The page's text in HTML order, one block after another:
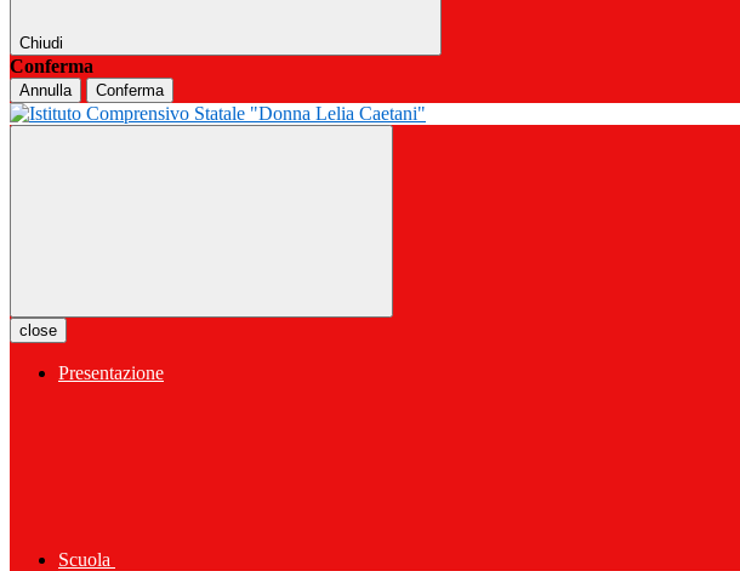
Chiudi
Conferma
Annulla Conferma
close
Presentazione
Scuola